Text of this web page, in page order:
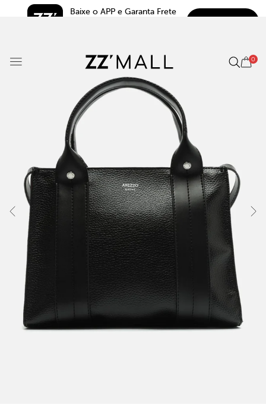
Baixe o APP e Garanta Frete
0